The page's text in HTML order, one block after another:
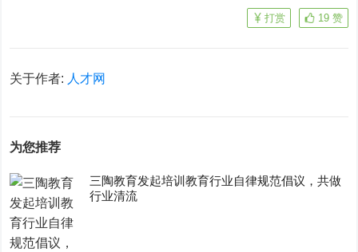
19 赞
打赏
关于作者: 人才网
为您推荐
三陶教育发起培训教育行业自律规范倡议，共做
行业清流